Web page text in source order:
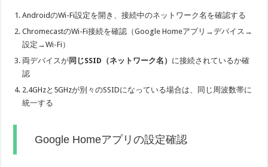
AndroidのWi-Fi設定を開き、接続中のネットワーク名を確認する
ChromecastのWi-Fi接続を確認（Google Homeアプリ→デバイス→
設定→Wi-Fi）
両デバイスが同じSSID（ネットワーク名） に接続されているか確
認
2.4GHzと5GHzが別々のSSIDになっている場合は、同じ周波数帯に
統一する
Google Homeアプリの設定確認